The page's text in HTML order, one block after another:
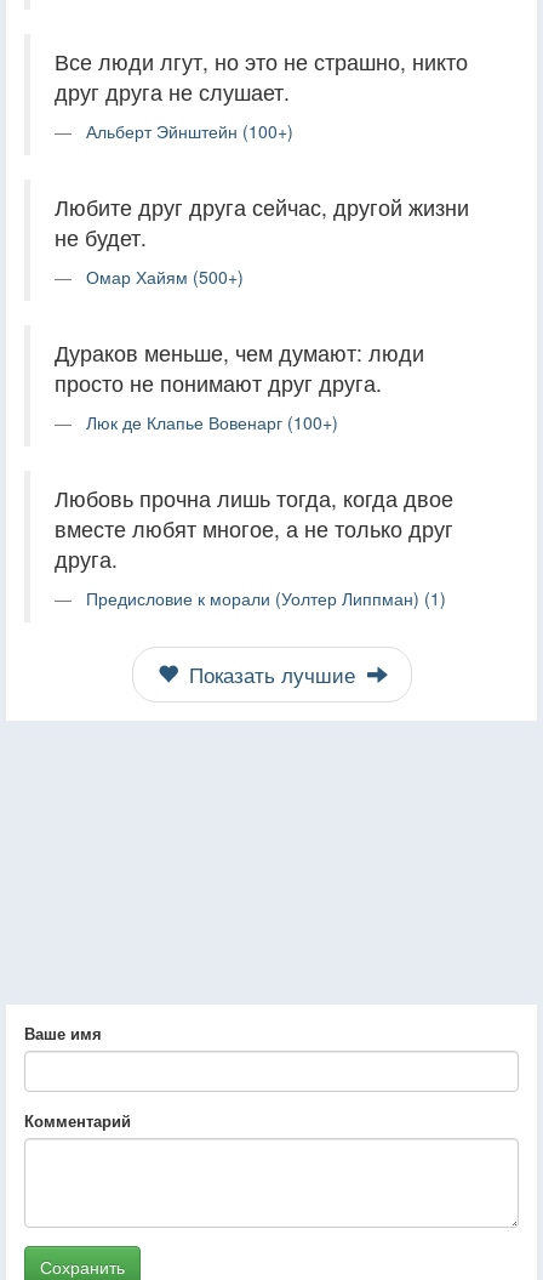
Все люди лгут, но это не страшно, никто
друг друга не слушает.
Альберт Эйнштейн (100+)
Любите друг друга сейчас, другой жизни
не будет.
Омар Хайям (500+)
Дураков меньше, чем думают: люди
просто не понимают друг друга.
Люк де Клапье Вовенарг (100+)
Любовь прочна лишь тогда, когда двое
вместе любят многое, а не только друг
друга.
Предисловие к морали (Уолтер Липпман) (1)
Показать лучшие
Ваше имя
Комментарий
Сохранить